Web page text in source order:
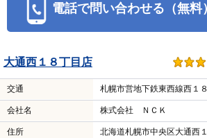
電話で問い合わせる（無料）
大通西１８丁目店
交通 札幌市営地下鉄東西線西１
会社名 株式会社 ＮＣＫ
住所
北海道札幌市中央区大通西